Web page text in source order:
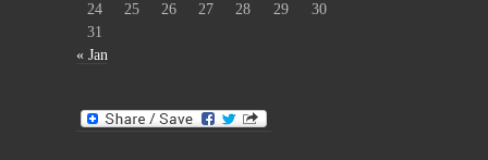
24
25 26 27 28 29
30
31
« Jan